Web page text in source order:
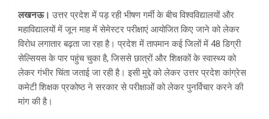
लखनऊ। उत्तर प्रदेश में पड़ रही भीषण गर्मी के बीच विश्वविद्यालयों और
महाविद्यालयों में जून माह में सेमेस्टर परीक्षाएं आयोजित किए जाने को लेकर
विरोध लगातार बढ़ता जा रहा है। प्रदेश में तापमान कई जिलों में 48 डिग्री
सेल्सियस के पार पहुंच चुका है, जिससे छात्रों और शिक्षकों के स्वास्थ्य को
लेकर गंभीर चिंता जताई जा रही है। इसी मुद्दे को लेकर उत्तर प्रदेश कांग्रेस
कमेटी शिक्षक प्रकोष्ठ ने सरकार से परीक्षाओं को लेकर पुनर्विचार करने की
मांग की है।